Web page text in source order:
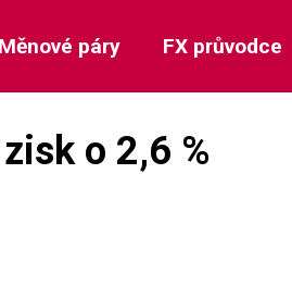
Měnové páry FX průvodce
o 2,6 %